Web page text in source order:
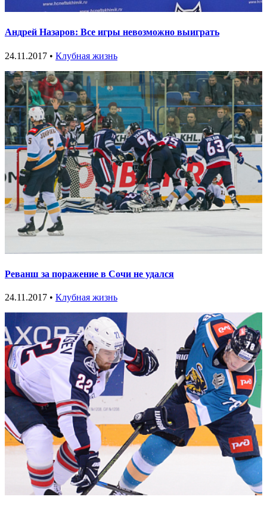
Андрей Назаров: Все игры невозможно выиграть
24.11.2017 • Клубная жизнь
Реванш за поражение в Сочи не удался
24.11.2017 • Клубная жизнь